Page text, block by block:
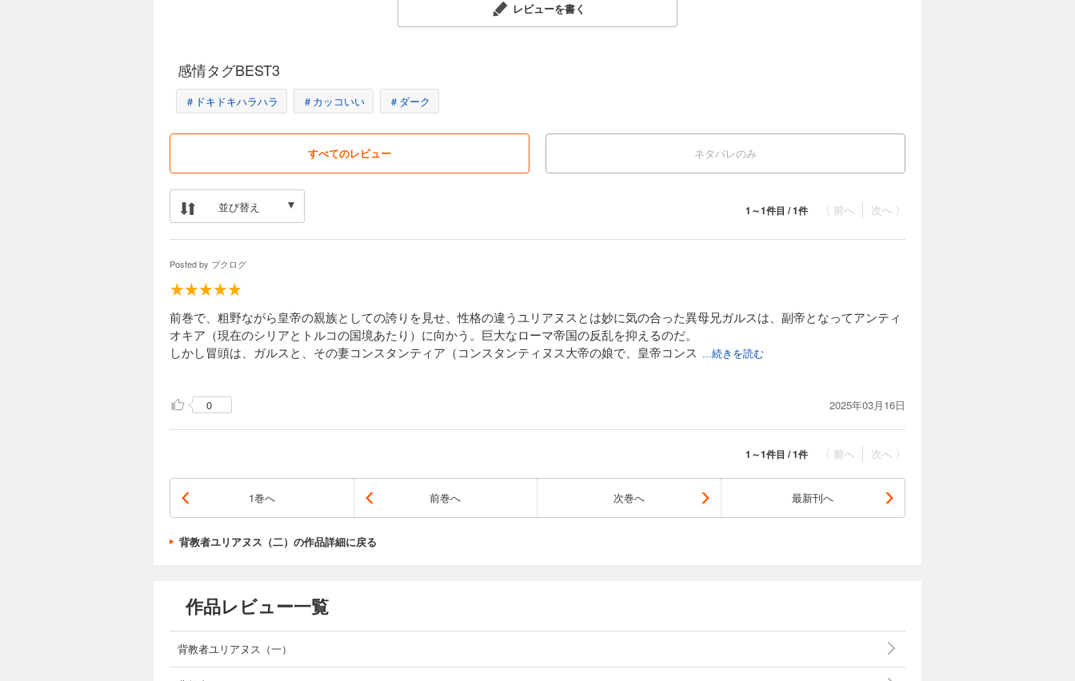
レビューを書く
感情タグBEST3
＃ドキドキハラハラ ＃カッコいい ＃ダーク
すべてのレビュー ネタバレのみ
並び替え 次へ 〉
〈 前へ
1～1件目 / 1件
Posted by ブクログ
前巻で、粗野ながら皇帝の親族としての誇りを見せ、性格の違うユリアヌスとは妙に気の合った異母兄ガルスは、副帝となってアンティ
オキア（現在のシリアとトルコの国境あたり）に向かう。巨大なローマ帝国の反乱を抑えるのだ。
しかし冒頭は、ガルスと、その妻コンスタンティア（コンスタンティヌス大帝の娘で、皇帝コンス ...続きを読む
現在のローマはキリスト教を国教としているが、ガルスとユリアヌスの父はローマの多神教を信仰していたために殺された。ガルスもユ
もともとプライドが高く粗野なガルスは猜疑心を高めて、役人にも任地の人々へもあまりにも過酷で残虐な行為を行う。
ている。
…もう、この夫婦、手がつけられません、目が合っただけで酷い殺され方しそう…(-_-;)
一連の残虐行為は、ガルス（と、ユリアヌス）の失脚を狙う大司祭エウセビウスたちには格好の口実となり、ついにガルスは皇帝コンス
ユリアヌスは、ローマ帝国の大都市ニコメディアにいた。哲学を学び、密かにギリシャ古典や宗教に親しみを感じている。身分を超えた
友達もできた。金髪で明るい目のゾナス、高名な軽業師一味の花形ディア。ディアはユリアヌスを愛しているのだ。
ゾナスたち学友とはいい関係だし、ユリアヌスが知らないことをたくさん教えてくれる。しかし立場により見えているものの違いがあ
0 2025年03月16日
次へ 〉
〈 前へ
1～1件目 / 1件
1巻へ 前巻へ 次巻へ 最新刊へ
背教者ユリアヌス（二）の作品詳細に戻る
作品レビュー一覧
背教者ユリアヌス（一）